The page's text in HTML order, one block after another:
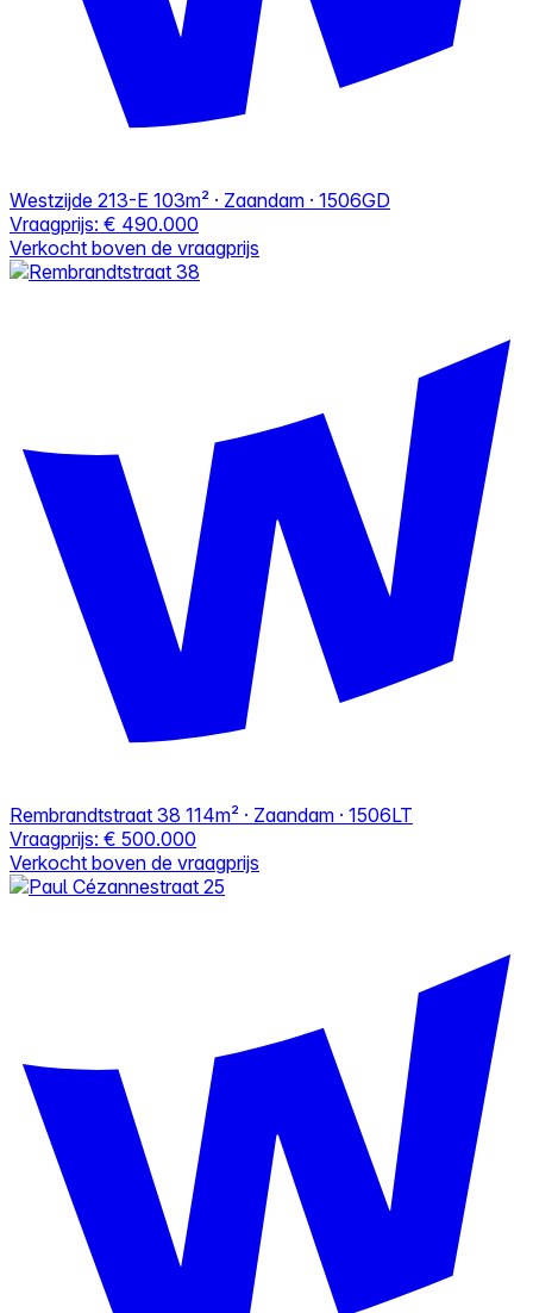
Westzijde 213-E 103m² · Zaandam · 1506GD
Vraagprijs: € 490.000
Verkocht boven de vraagprijs
Rembrandtstraat 38 114m² · Zaandam · 1506LT
Vraagprijs: € 500.000
Verkocht boven de vraagprijs